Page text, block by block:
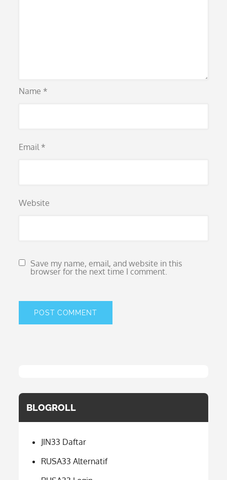
Name *
Email *
Website
Save my name, email, and website in this
browser for the next time I comment.
BLOGROLL
JIN33 Daftar
RUSA33 Alternatif